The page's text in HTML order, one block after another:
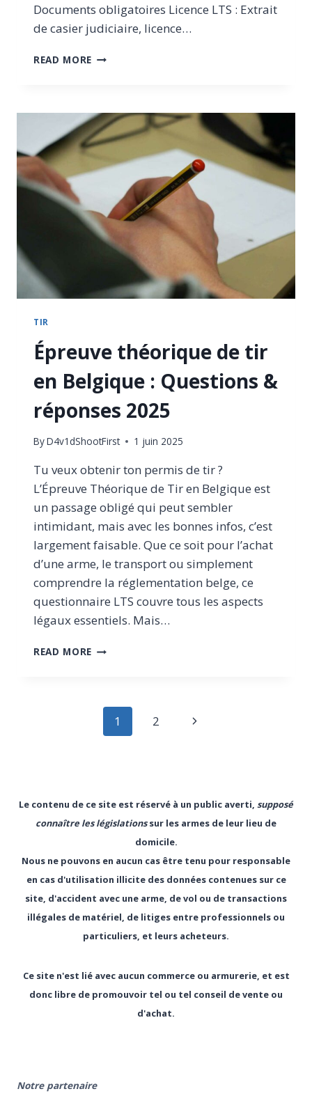
Documents obligatoires Licence LTS : Extrait
de casier judiciaire, licence…
READ MORE ÉPREUVE
EN
BELGIQUE
:
GUIDE
COMPLET
RÉUSSIR
EN
2025
TIR
Épreuve théorique de tir
en Belgique : Questions &
réponses 2025
ByD4v1dShootFirst 1 juin 2025
Tu veux obtenir ton permis de tir ?
L’Épreuve Théorique de Tir en Belgique est
un passage obligé qui peut sembler
intimidant, mais avec les bonnes infos, c’est
largement faisable. Que ce soit pour l’achat
d’une arme, le transport ou simplement
comprendre la réglementation belge, ce
questionnaire LTS couvre tous les aspects
légaux essentiels. Mais…
READ MORE ÉPREUVE
EN
BELGIQUE
1 2
Next
Le contenu de ce site est réservé à un public averti, supposé
connaître les législationssur les armes de leur lieu de
domicile.
Nous ne pouvons en aucun cas être tenu pour responsable
en cas d'utilisation illicite des données contenues sur ce
site, d'accident avec une arme, de vol ou de transactions
illégales de matériel, de litiges entre professionnels ou
particuliers, et leurs acheteurs.
Ce site n'est lié avec aucun commerce ou armurerie, et est
donc libre de promouvoir tel ou tel conseil de vente ou
d'achat.
Notre partenaire